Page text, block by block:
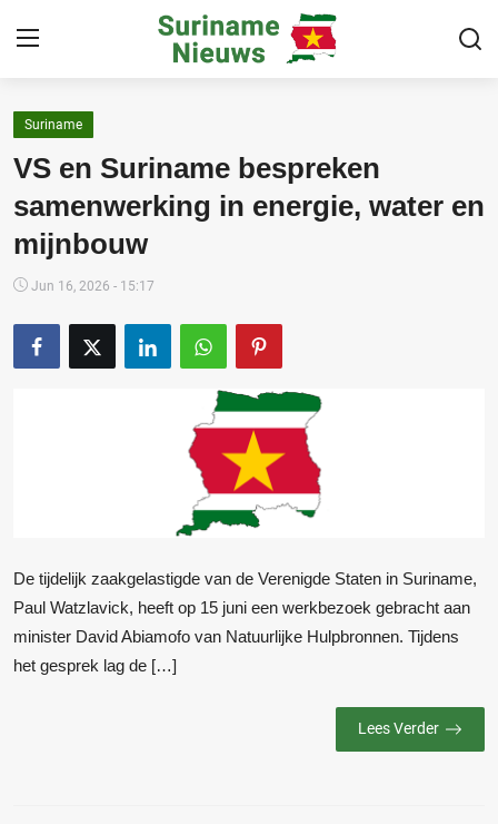
Home
Buitenland
Sport
Cultuur & Media
Suriname
VS en Suriname bespreken
samenwerking in energie, water en
mijnbouw
Jun 16, 2026 - 15:17
De tijdelijk zaakgelastigde van de Verenigde Staten in Suriname,
Paul Watzlavick, heeft op 15 juni een werkbezoek gebracht aan
minister David Abiamofo van Natuurlijke Hulpbronnen. Tijdens
het gesprek lag de […]
Lees Verder